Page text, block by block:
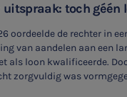
uitspraak: toch géén
oordeelde de rechter in
van aandelen aan een
als loon kwalificeerde.
zorgvuldig was